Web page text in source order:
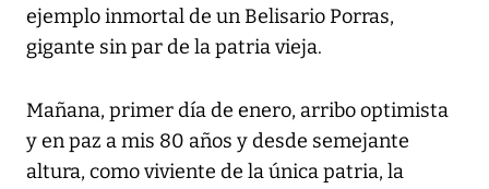
ejemplo inmortal de un Belisario Porras,
gigante sin par de la patria vieja.
Mañana, primer día de enero, arribo optimista
y en paz a mis 80 años y desde semejante
altura, como viviente de la única patria, la